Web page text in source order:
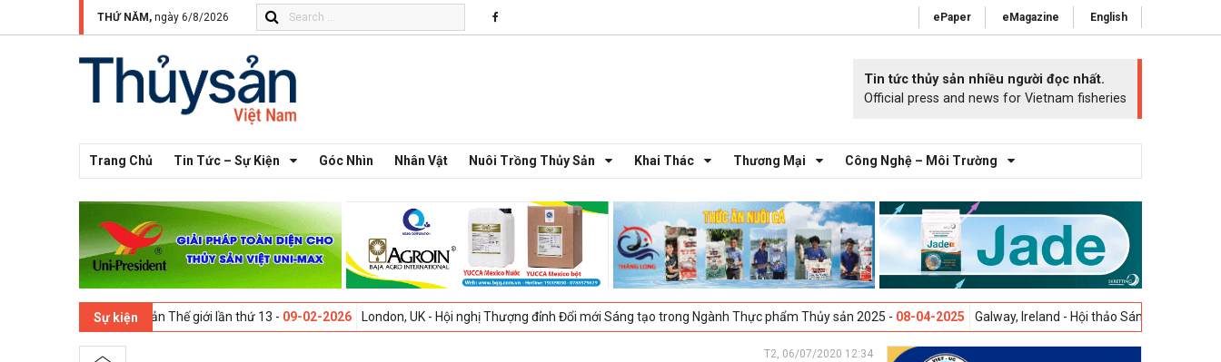
THỨ NĂM, ngày 6/8/2026 ePaper eMagazine English
Tin tức thủy sản nhiều người đọc nhất.
Official press and news for Vietnam fisheries
Trang Chủ Tin Tức – Sự Kiện Góc Nhìn Nhân Vật Nuôi Trồng Thủy Sản Khai Thác Thương Mại Công Nghệ – Môi Trường
Sự kiện
nghị Thủy sản Thế giới lần thứ 13 -09-02-2026 London, UK - Hội nghị Thượng đỉnh Đổi mới Sáng tạo trong Ngành Thực phẩm Thủy sản 2025 -08-04-2025 Galway, Ireland - Hội thảo Sáng kiến sức khỏe mang cá
T2, 06/07/2020 12:34